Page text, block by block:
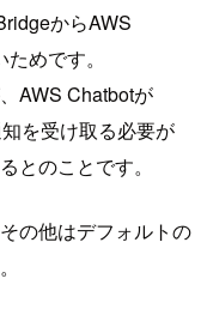
からAWS
めです。
AWS Chatbotが
を受け取る必要が
とのことです。
の他はデフォルトの